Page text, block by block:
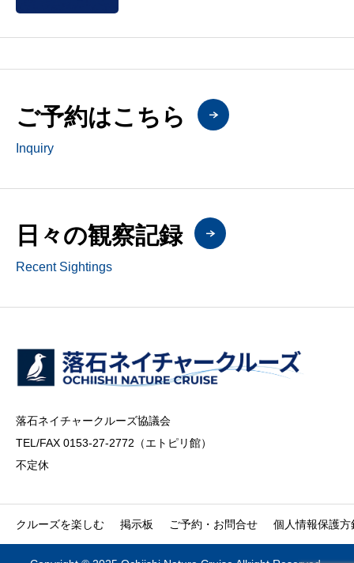
ご予約はこちら
Inquiry
日々の観察記録
Recent Sightings
落石ネイチャークルーズ協議会
TEL/FAX 0153-27-2772（エトピリ館）
不定休
クルーズを楽しむ 掲示板 ご予約・お問合せ 個人情報保護方